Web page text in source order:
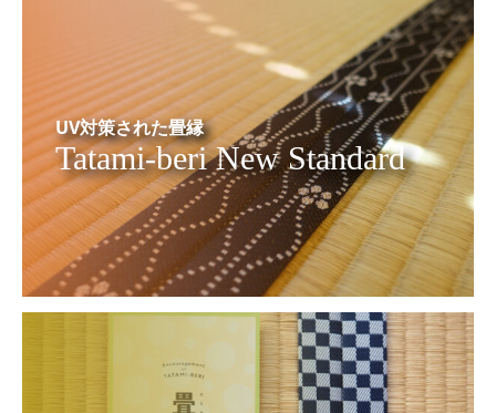
UV対策された畳縁
Tatami-beri New Standard